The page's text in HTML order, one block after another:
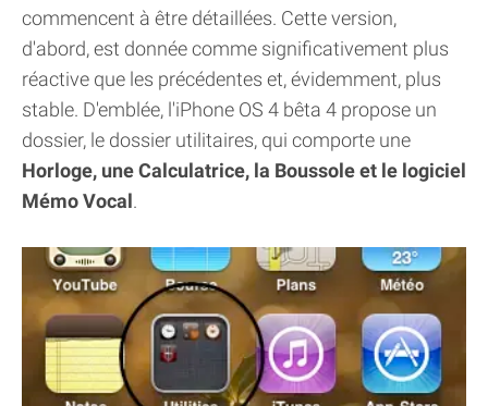
commencent à être détaillées. Cette version,
d'abord, est donnée comme significativement plus
réactive que les précédentes et, évidemment, plus
stable. D'emblée, l'iPhone OS 4 bêta 4 propose un
dossier, le dossier utilitaires, qui comporte une
Horloge, une Calculatrice, la Boussole et le logiciel
Mémo Vocal.